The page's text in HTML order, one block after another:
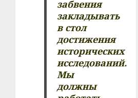
забвения
закладывать
в стол
достижения
исторических
исследований.
Мы
должны